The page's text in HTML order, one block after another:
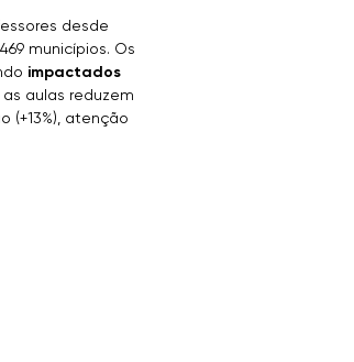
desde
municípios. Os
impactados
aulas reduzem
(+13%), atenção